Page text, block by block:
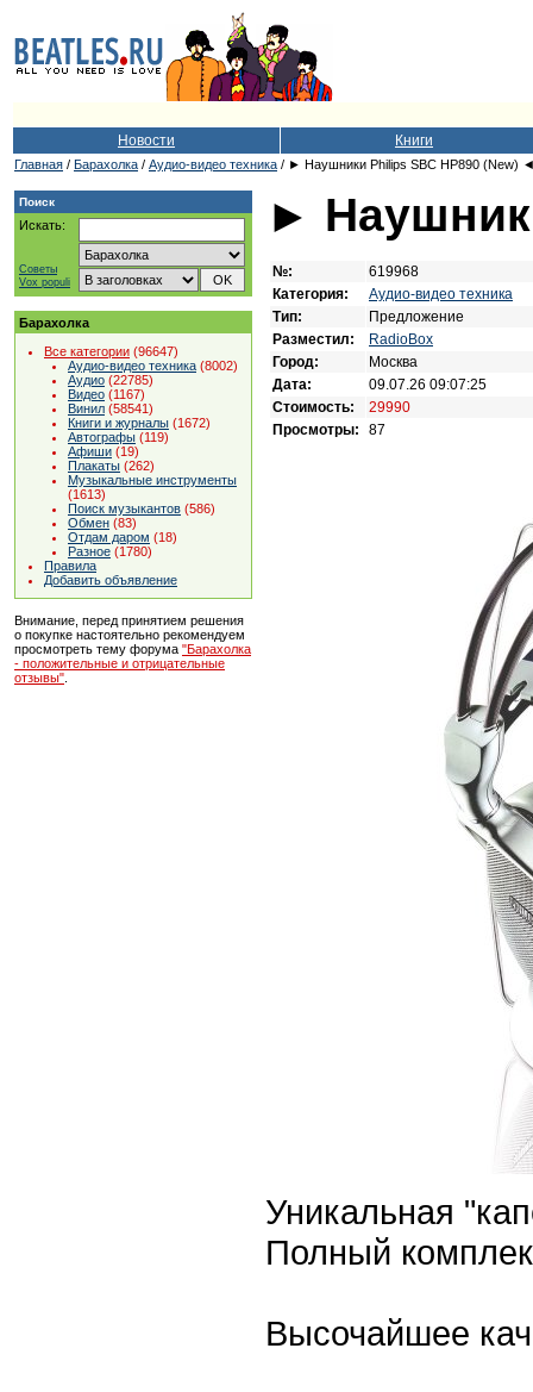
Новости Книги
Главная / Барахолка / Аудио-видео техника / ► Наушники Philips SBC HP890 (New)
Поиск
Искать:
Советы
Vox populi
Барахолка
Все категории (96647)
Аудио-видео техника (8002)
Аудио (22785)
Видео (1167)
Винил (58541)
Книги и журналы (1672)
Автографы (119)
Афиши (19)
Плакаты (262)
Музыкальные инструменты
(1613)
Поиск музыкантов (586)
Обмен (83)
Отдам даром (18)
Разное (1780)
Правила
Добавить объявление
Внимание, перед принятием решения
о покупке настоятельно рекомендуем
просмотреть тему форума "Барахолка
- положительные и отрицательные
отзывы"
►
№:
619968
Категория:
Аудио-видео техника
Тип:
Предложение
Разместил:
RadioBox
Город:
Москва
Дата:
09.07.26 09:07:25
Стоимость:
29990
Просмотры:
87
Уникальная
Полный
Высочайшее